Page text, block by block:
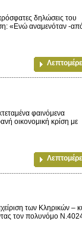
δηλώσεις του
«Ενώ αναμενόταν -
φαινόμενα
οικονομική κρίση με
των Κληρικών –
τον πολυνόμο